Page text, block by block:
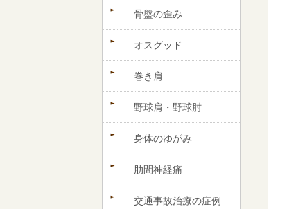
骨盤の歪み
オスグッド
巻き肩
野球肩・野球肘
身体のゆがみ
肋間神経痛
交通事故治療の症例